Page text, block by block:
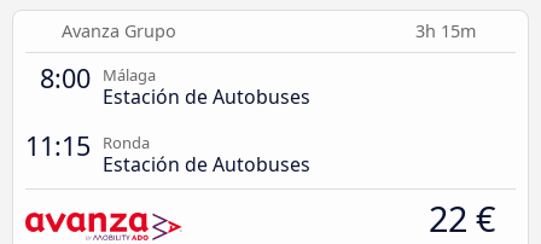
Avanza Grupo 3h 15m
8:00 Málaga
Estación de Autobuses
11:15 Ronda
Estación de Autobuses
22 €